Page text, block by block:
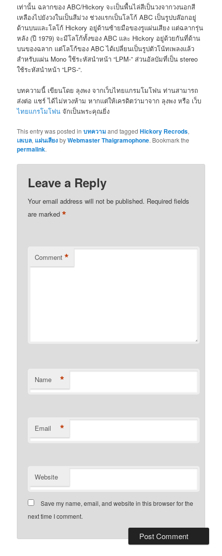
เท่านั้น ฉลากของ ABC/Hickory จะเป็นพื้นไล่สีเป็นวงจากวงนอกสี
เหลืองไปยังวงในเป็นสีม่วง ช่วงแรกเป็นโลโก้ ABC เป็นรูปบล๊อกอยู่
ด้านบนและโลโก้ Hickory อยู่ด้านซ้ายมือของรูแผ่นเสียง แต่ฉลากรุ่น
หลัง (ปี 1979) จะมีโลโก้ทั้งของ ABC และ Hickory อยู่ด้วยกันที่ด้าน
บนของฉลาก แต่โลโก้ของ ABC ได้เปลี่ยนเป็นรูปตัวโน้ทเพลงแล้ว
สำหรับแผ่น Mono ใช้ระหัสนำหน้า “LPM-” ส่วนอัลบัมที่เป็น stereo
ใช้ระหัสนำหน้า “LPS-“.
บทความนี้ เขียนโดย ลุงพง จากเว็บไทยแกรมโมโฟน ท่านสามารถ
ส่งต่อ แชร์ ได้ไม่หวงห้าม หากแต่ให้เครดิตว่ามาจาก ลุงพง หรือ เว็บ
ไทยแกรโมโฟน จักเป็นพระคุณยิ่ง
This entry was posted inบทความand taggedHickory Recrods,
เลเบล, แผ่นเสียงbyWebmaster Thaigramophone. Bookmark the
permalink.
Leave a Reply
Your email address will not be published. Required fields
are marked*
Comment *
Name *
Email *
Website
Save my name, email, and website in this browser for the
next time I comment.